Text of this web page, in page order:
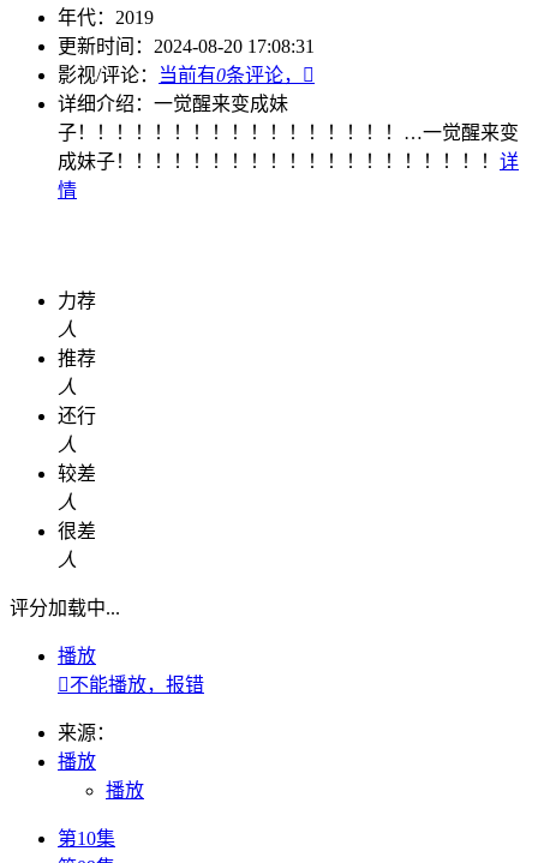
年代： 2019
更新时间： 2024-08-20 17:08:31
影视/评论：
当前有0条评论，

详细介绍： 一觉醒来变成妹
子！！！！！！！！！！！！！！！！！…一觉醒来变
成妹子！！！！！！！！！！！！！！！！！！！！ 详
情
力荐
人
推荐
人
还行
人
较差
人
很差
人
评分加载中...
播放
不能播放，报错
来源：
播放
播放
第10集